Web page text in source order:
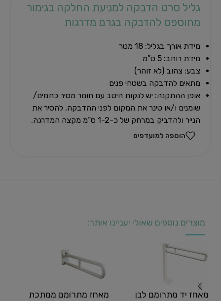
גליל סרט הדבקה למניעת החלקה בגימור
מחוספס להדבקה בגרם מדרגות
מידת אורך בגליל: 18 מטר
מידת רוחב: 5 ס”מ
צבע: צהוב (לא זוהר)
מתאים להדבקה בשטחי פנים
אופן ההתקנה: יש לנקות היטב עם חומר מסיר כתמים/
שומנים ו/או טינר את המקום לפני ההדבקה, להסיר את
הנייר ולהדביק במרחק של כ-1-2 ס”מ מקצה המדרגה.
הוספה למועדפים
מוצרים נוספים שאולי יעניינו אותך:
מאחז יד מתרומם לבן
מאחז מתרומם ממתכת